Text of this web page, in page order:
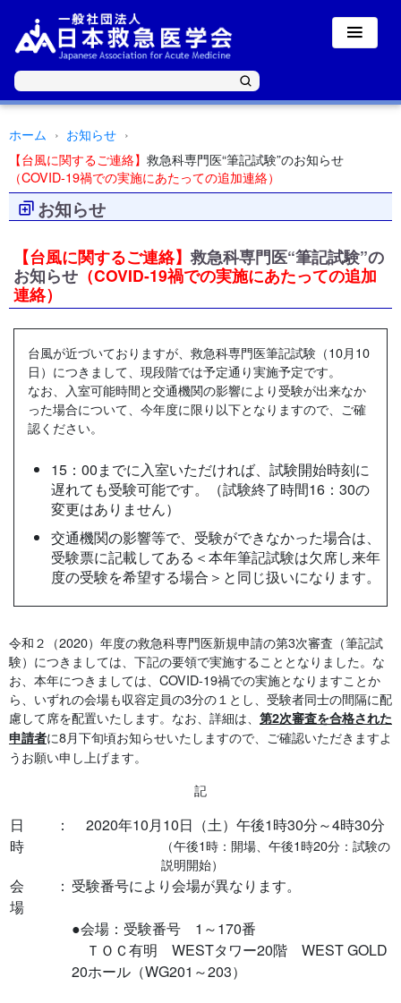
ホーム
お知らせ
【台風に関するご連絡】 救急科専門医“筆記試験”のお知らせ
（COVID-19禍での実施にあたっての追加連絡）
お知らせ
【台風に関するご連絡】救急科専門医“筆記試験”の
お知らせ （COVID-19禍での実施にあたっての追加
連絡）
台風が近づいておりますが、救急科専門医筆記試験（10月10
日）につきまして、現段階では予定通り実施予定です。
なお、入室可能時間と交通機関の影響により受験が出来なか
った場合について、今年度に限り以下となりますので、ご確
認ください。
15：00までに入室いただければ、試験開始時刻に
遅れても受験可能です。（試験終了時間16：30の
変更はありません）
交通機関の影響等で、受験ができなかった場合は、
受験票に記載してある＜本年筆記試験は欠席し来年
度の受験を希望する場合＞と同じ扱いになります。
令和２（2020）年度の救急科専門医新規申請の第3次審査（筆記試
験）につきましては、下記の要領で実施することとなりました。な
お、本年につきましては、COVID-19禍での実施となりますことか
ら、いずれの会場も収容定員の3分の１とし、受験者同士の間隔に配
慮して席を配置いたします。なお、詳細は、 第2次審査を合格された
申請者に8月下旬頃お知らせいたしますので、ご確認いただきますよ
うお願い申し上げます。
記
日
時
： 2020年10月10日（土）午後1時30分～4時30分
（午後1時：開場、午後1時20分：試験の
説明開始）
会
場
： 受験番号により会場が異なります。
●会場：受験番号 1～170番
ＴＯＣ有明 WESTタワー20階 WEST GOLD
20ホール（WG201～203）